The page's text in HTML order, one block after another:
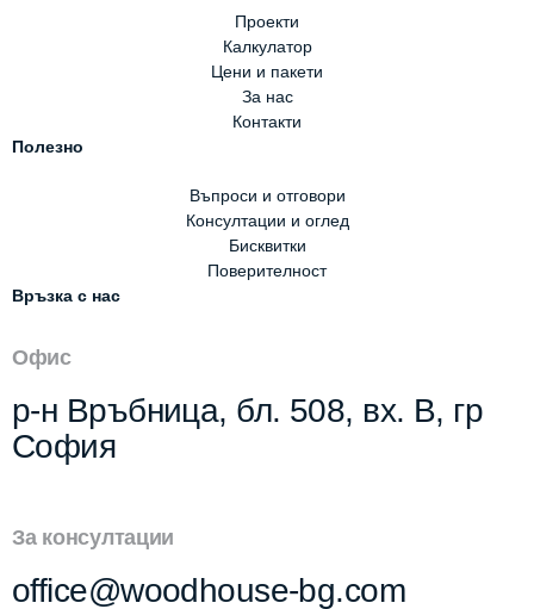
Проекти
Калкулатор
Цени и пакети
За нас
Контакти
Полезно
Въпроси и отговори
Консултации и оглед
Бисквитки
Поверителност
Връзка с нас
Офис
р-н Връбница, бл. 508, вх. В, гр
София
За консултации
office@woodhouse-bg.com